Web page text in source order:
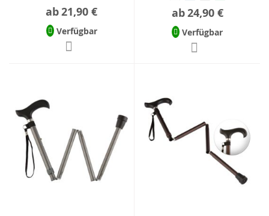
ab21,90 €
Verfügbar
ab24,90 €
Verfügbar